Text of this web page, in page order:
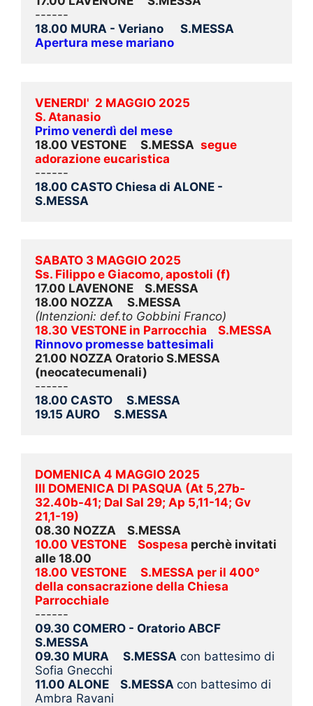
------
18.00 MURA - Veriano      S.MESSA
Apertura mese mariano
VENERDI'  2 MAGGIO 2025
S. Atanasio
Primo venerdì del mese
18.00 VESTONE     S.MESSA segue
adorazione eucaristica
------
18.00 CASTO Chiesa di ALONE -
S.MESSA
SABATO 3 MAGGIO 2025
Ss. Filippo e Giacomo, apostoli (f)
17.00 LAVENONE    S.MESSA
18.00 NOZZA     S.MESSA
(Intenzioni: def.to Gobbini Franco)
18.30 VESTONE in Parrocchia    S.MESSA
Rinnovo promesse battesimali
21.00 NOZZA Oratorio S.MESSA
(neocatecumenali)
------
18.00 CASTO     S.MESSA
19.15 AURO     S.MESSA
DOMENICA 4 MAGGIO 2025
III DOMENICA DI PASQUA (At 5,27b-
32.40b-41; Dal Sal 29; Ap 5,11-14; Gv
21,1-19)
08.30 NOZZA    S.MESSA
10.00 VESTONE    Sospesa perchè invitati
alle 18.00
18.00 VESTONE     S.MESSA per il 400°
della consacrazione della Chiesa
Parrocchiale
------
09.30 COMERO - Oratorio ABCF
S.MESSA
09.30 MURA     S.MESSA con battesimo di
Sofia Gnecchi
11.00 ALONE    S.MESSA con battesimo di
Ambra Ravani